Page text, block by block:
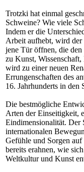
Trotzki hat einmal
Schweine? Wie viele
Indem er die
Arbeit aufhebt, wird
jene Tür öffnen, die
zu Kunst,
wird zu einer neuen
Errungenschaften des
16. Jahrhunderts in den
Die bestmögliche
Arten der Einseitigkeit,
Eindimensionalität. Der
internationalen
Gefühle und Sorgen
bereits erahnen, wie
Weltkultur und Kunst